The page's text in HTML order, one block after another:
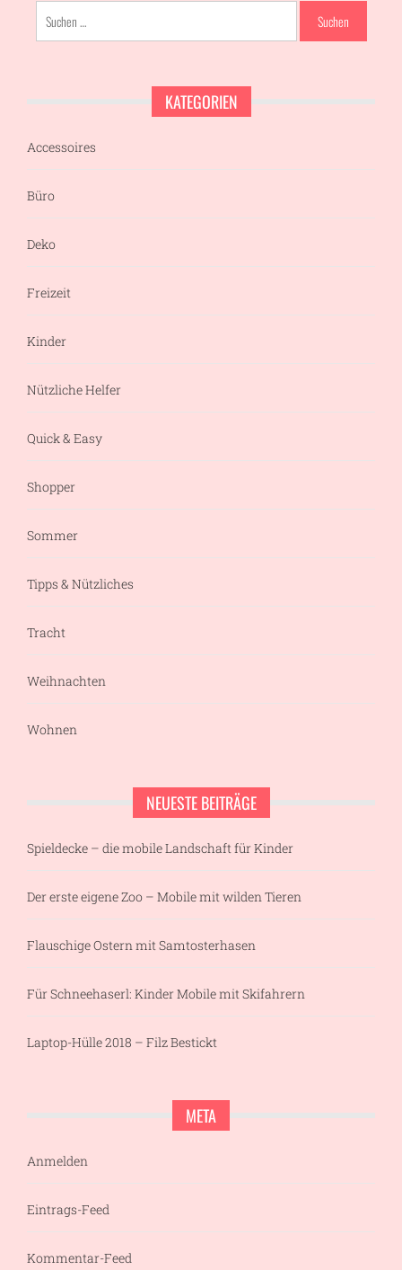
Suchen
nach:
KATEGORIEN
Accessoires
Büro
Deko
Freizeit
Kinder
Nützliche Helfer
Quick & Easy
Shopper
Sommer
Tipps & Nützliches
Tracht
Weihnachten
Wohnen
NEUESTE BEITRÄGE
Spieldecke – die mobile Landschaft für Kinder
Der erste eigene Zoo – Mobile mit wilden Tieren
Flauschige Ostern mit Samtosterhasen
Für Schneehaserl: Kinder Mobile mit Skifahrern
Laptop-Hülle 2018 – Filz Bestickt
META
Anmelden
Eintrags-Feed
Kommentar-Feed